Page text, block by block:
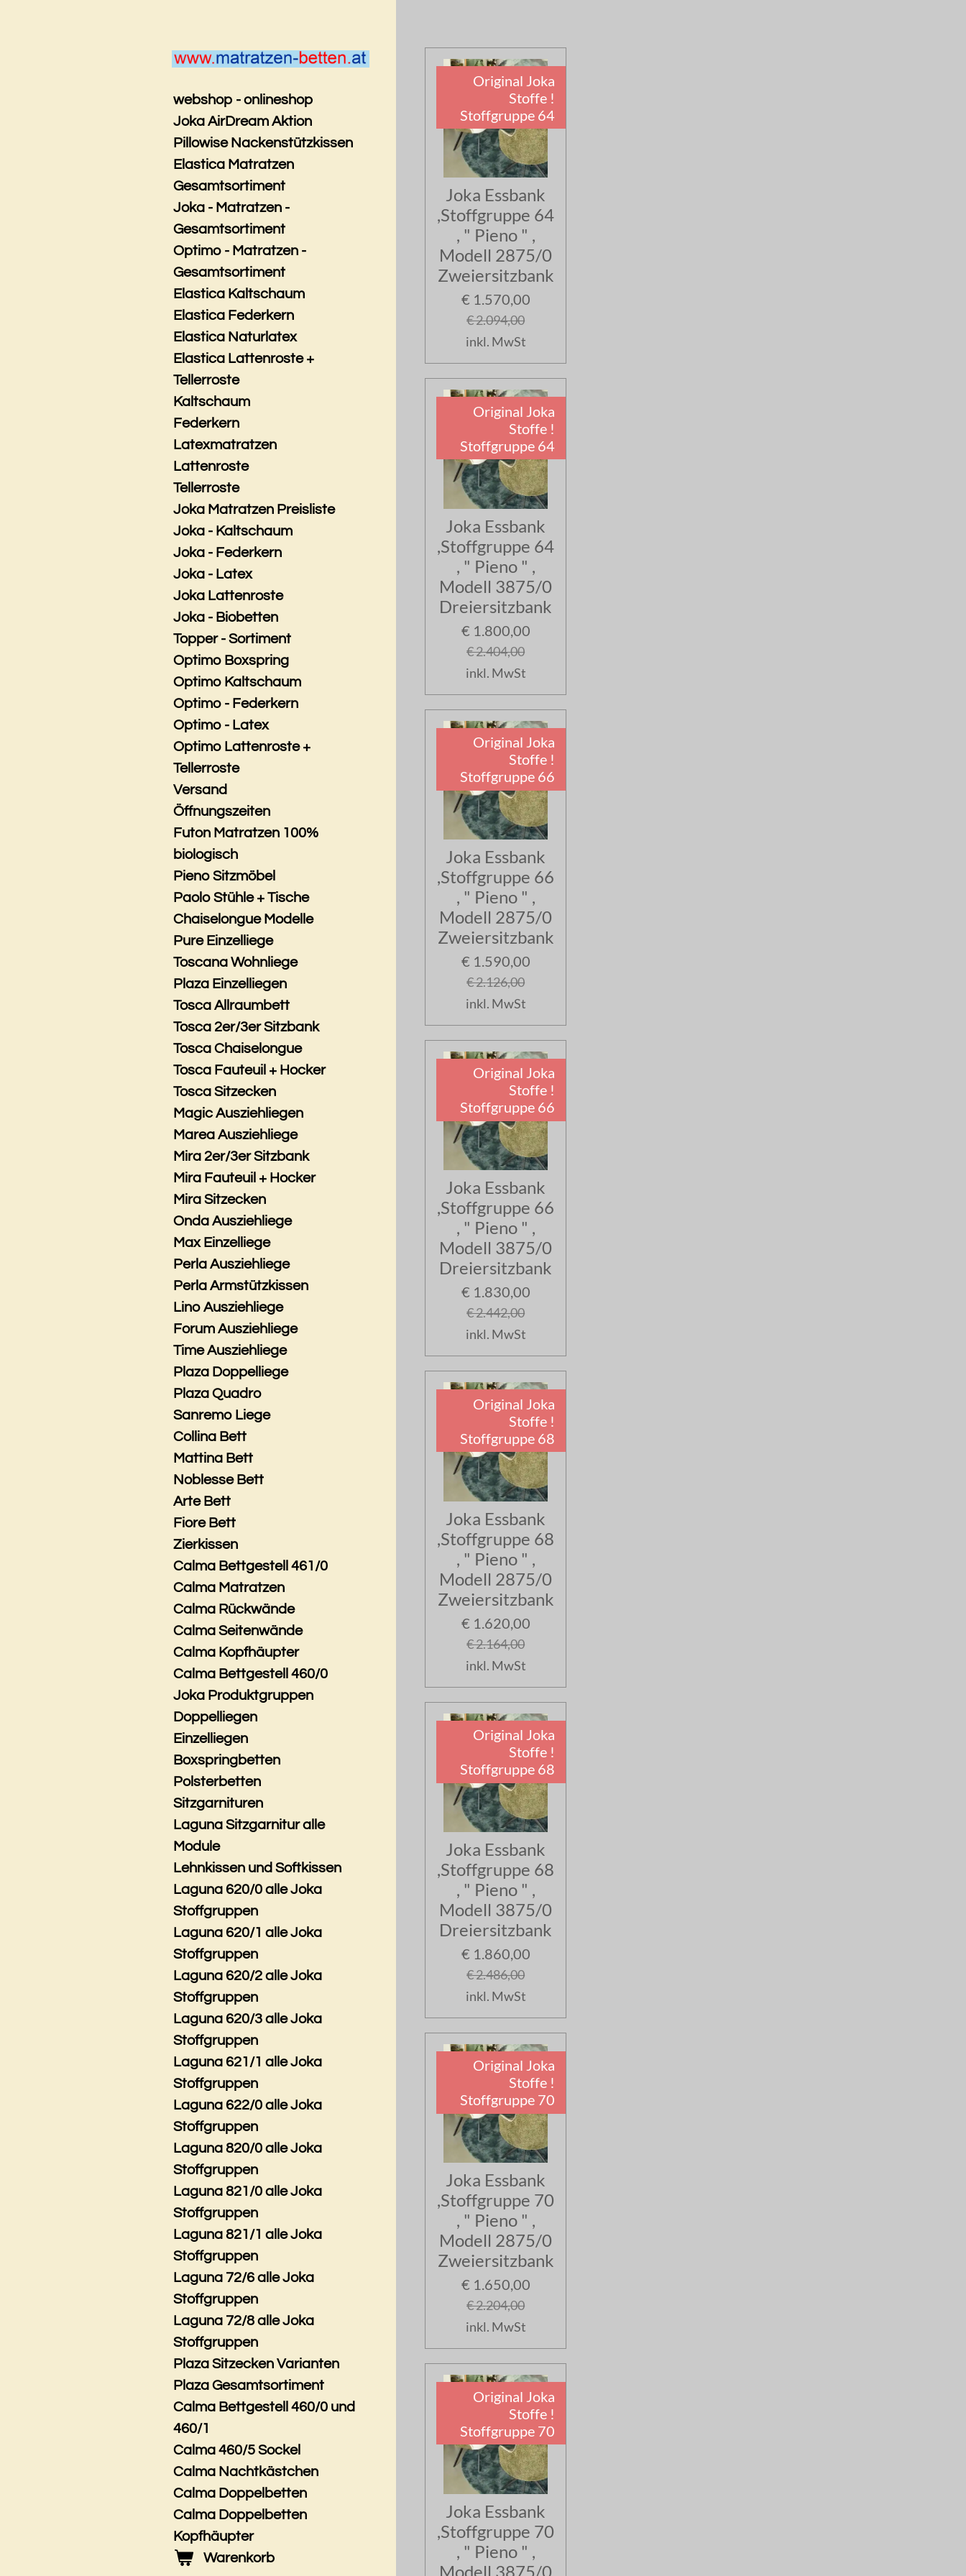
Original Joka
Stoffe !
Stoffgruppe 64
Joka Essbank
,Stoffgruppe 64
, " Pieno " ,
Modell 2875/0
Zweiersitzbank
€ 1.570,00
€ 2.094,00
inkl. MwSt
Original Joka
Stoffe !
Stoffgruppe 64
Joka Essbank
,Stoffgruppe 64
, " Pieno " ,
Modell 3875/0
Dreiersitzbank
€ 1.800,00
€ 2.404,00
inkl. MwSt
Original Joka
Stoffe !
Stoffgruppe 66
Joka Essbank
,Stoffgruppe 66
, " Pieno " ,
Modell 2875/0
Zweiersitzbank
€ 1.590,00
€ 2.126,00
inkl. MwSt
Original Joka
Stoffe !
Stoffgruppe 66
Joka Essbank
,Stoffgruppe 66
, " Pieno " ,
Modell 3875/0
Dreiersitzbank
€ 1.830,00
€ 2.442,00
inkl. MwSt
Original Joka
Stoffe !
Stoffgruppe 68
Joka Essbank
,Stoffgruppe 68
, " Pieno " ,
Modell 2875/0
Zweiersitzbank
€ 1.620,00
€ 2.164,00
inkl. MwSt
Original Joka
Stoffe !
Stoffgruppe 68
Joka Essbank
,Stoffgruppe 68
, " Pieno " ,
Modell 3875/0
Dreiersitzbank
€ 1.860,00
€ 2.486,00
inkl. MwSt
Original Joka
Stoffe !
Stoffgruppe 70
Joka Essbank
,Stoffgruppe 70
, " Pieno " ,
Modell 2875/0
Zweiersitzbank
€ 1.650,00
€ 2.204,00
inkl. MwSt
Original Joka
Stoffe !
Stoffgruppe 70
Joka Essbank
,Stoffgruppe 70
, " Pieno " ,
Modell 3875/0
webshop - onlineshop
Joka AirDream Aktion
Pillowise Nackenstützkissen
Elastica Matratzen
Gesamtsortiment
Joka - Matratzen -
Gesamtsortiment
Optimo - Matratzen -
Gesamtsortiment
Elastica Kaltschaum
Elastica Federkern
Elastica Naturlatex
Elastica Lattenroste +
Tellerroste
Kaltschaum
Federkern
Latexmatratzen
Lattenroste
Tellerroste
Joka Matratzen Preisliste
Joka - Kaltschaum
Joka - Federkern
Joka - Latex
Joka Lattenroste
Joka - Biobetten
Topper - Sortiment
Optimo Boxspring
Optimo Kaltschaum
Optimo - Federkern
Optimo - Latex
Optimo Lattenroste +
Tellerroste
Versand
Öffnungszeiten
Futon Matratzen 100%
biologisch
Pieno Sitzmöbel
Paolo Stühle + Tische
Chaiselongue Modelle
Pure Einzelliege
Toscana Wohnliege
Plaza Einzelliegen
Tosca Allraumbett
Tosca 2er/3er Sitzbank
Tosca Chaiselongue
Tosca Fauteuil + Hocker
Tosca Sitzecken
Magic Ausziehliegen
Marea Ausziehliege
Mira 2er/3er Sitzbank
Mira Fauteuil + Hocker
Mira Sitzecken
Onda Ausziehliege
Max Einzelliege
Perla Ausziehliege
Perla Armstützkissen
Lino Ausziehliege
Forum Ausziehliege
Time Ausziehliege
Plaza Doppelliege
Plaza Quadro
Sanremo Liege
Collina Bett
Mattina Bett
Noblesse Bett
Arte Bett
Fiore Bett
Zierkissen
Calma Bettgestell 461/0
Calma Matratzen
Calma Rückwände
Calma Seitenwände
Calma Kopfhäupter
Calma Bettgestell 460/0
Joka Produktgruppen
Doppelliegen
Einzelliegen
Boxspringbetten
Polsterbetten
Sitzgarnituren
Laguna Sitzgarnitur alle
Module
Lehnkissen und Softkissen
Laguna 620/0 alle Joka
Stoffgruppen
Laguna 620/1 alle Joka
Stoffgruppen
Laguna 620/2 alle Joka
Stoffgruppen
Laguna 620/3 alle Joka
Stoffgruppen
Laguna 621/1 alle Joka
Stoffgruppen
Laguna 622/0 alle Joka
Stoffgruppen
Laguna 820/0 alle Joka
Stoffgruppen
Laguna 821/0 alle Joka
Stoffgruppen
Laguna 821/1 alle Joka
Stoffgruppen
Laguna 72/6 alle Joka
Stoffgruppen
Laguna 72/8 alle Joka
Stoffgruppen
Plaza Sitzecken Varianten
Plaza Gesamtsortiment
Calma Bettgestell 460/0 und
460/1
Calma 460/5 Sockel
Calma Nachtkästchen
Calma Doppelbetten
Calma Doppelbetten
Kopfhäupter
Warenkorb